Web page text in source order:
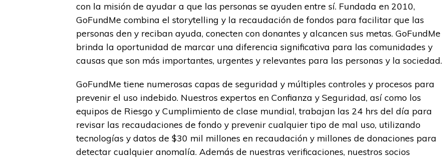
con la misión de ayudar a que las personas se ayuden entre sí. Fundada en 2010,
GoFundMe combina el storytelling y la recaudación de fondos para facilitar que las
personas den y reciban ayuda, conecten con donantes y alcancen sus metas. GoFundMe
brinda la oportunidad de marcar una diferencia significativa para las comunidades y
causas que son más importantes, urgentes y relevantes para las personas y la sociedad.
GoFundMe tiene numerosas capas de seguridad y múltiples controles y procesos para
prevenir el uso indebido. Nuestros expertos en Confianza y Seguridad, así como los
equipos de Riesgo y Cumplimiento de clase mundial, trabajan las 24 hrs del día para
revisar las recaudaciones de fondo y prevenir cualquier tipo de mal uso, utilizando
tecnologías y datos de $30 mil millones en recaudación y millones de donaciones para
detectar cualquier anomalía. Además de nuestras verificaciones, nuestros socios